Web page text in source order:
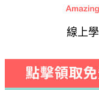
線上學